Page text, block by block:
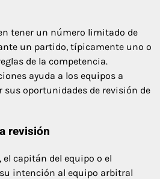
tener un número limitado de
un partido, típicamente uno o
de la competencia.
ayuda a los equipos a
oportunidades de revisión de
revisión
capitán del equipo o el
intención al equipo arbitral